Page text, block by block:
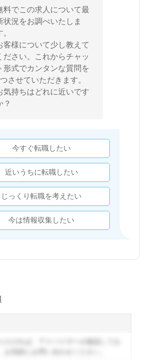
料でこの求人について最
状況をお調べいたしま
。
客様について少し教えて
ださい。これからチャッ
形式でカンタンな質問を
させていただきます。
気持ちはどれに近いです
？
今すぐ転職したい
近いうちに転職したい
じっくり転職を考えたい
今は情報収集したい